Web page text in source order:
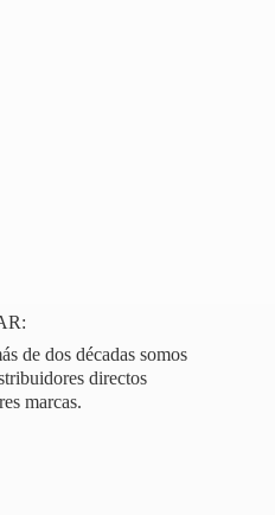
de dos décadas somos
directos
marcas.